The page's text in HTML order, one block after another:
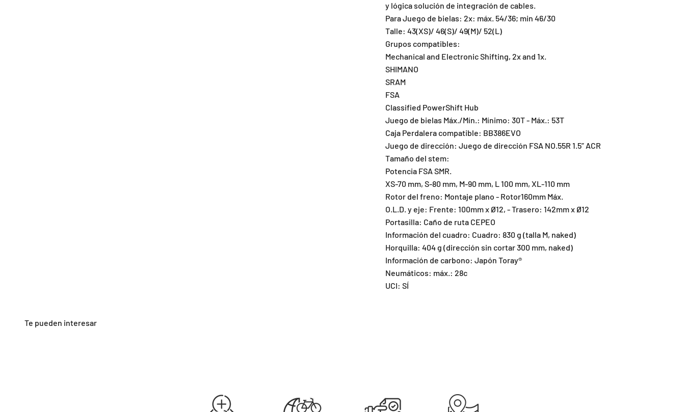
y lógica solución de integración de cables.
Para Juego de bielas: 2x: máx. 54/36; min 46/30
Talle: 43(XS)/ 46(S)/ 49(M)/ 52(L)
Grupos compatibles:
Mechanical and Electronic Shifting, 2x and 1x.
SHIMANO
SRAM
FSA
Classified PowerShift Hub
Juego de bielas Máx./Mín.: Mínimo: 30T - Máx.: 53T
Caja Perdalera compatible: BB386EVO
Juego de dirección: Juego de dirección FSA NO.55R 1.5” ACR
Tamaño del stem:
Potencia FSA SMR.
XS-70 mm, S-80 mm, M-90 mm, L 100 mm, XL-110 mm
Rotor del freno: Montaje plano - Rotor160mm Máx.
O.L.D. y eje: Frente: 100mm x Ø12, - Trasero: 142mm x Ø12
Portasilla: Caño de ruta CEPEO
Información del cuadro: Cuadro: 830 g (talla M, naked)
Horquilla: 404 g (dirección sin cortar 300 mm, naked)
Información de carbono: Japón Toray®
Neumáticos: máx.: 28c
UCI: SÍ